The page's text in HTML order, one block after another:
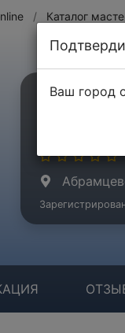
/ Каталог
Лягин
Ваш город